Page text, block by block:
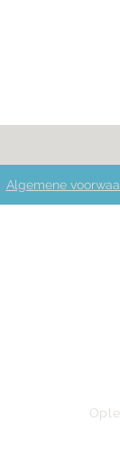
Algemene